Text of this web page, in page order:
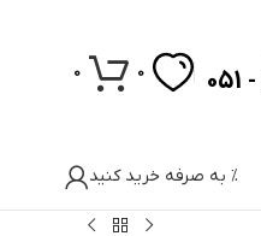
0
0
% به صرفه خرید کنید